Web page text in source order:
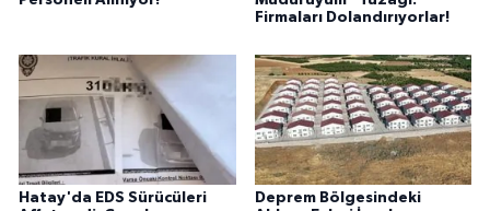
Firmaları Dolandırıyorlar!
Hatay'da EDS Sürücüleri
Deprem Bölgesindeki